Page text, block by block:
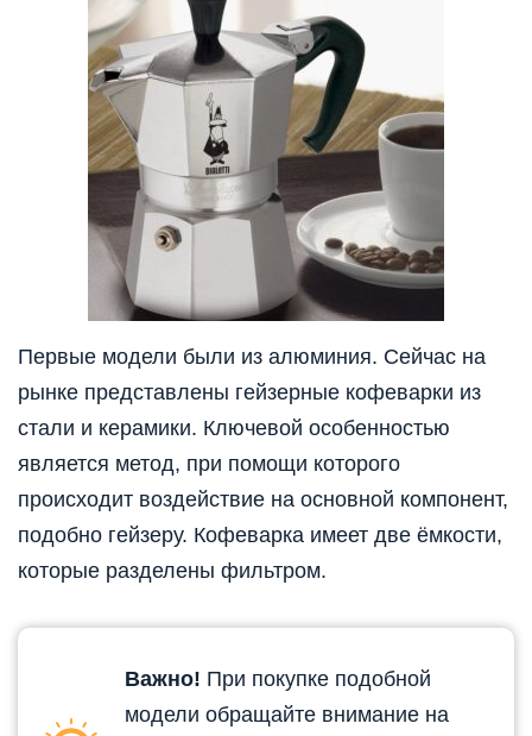
Первые модели были из алюминия. Сейчас на
рынке представлены гейзерные кофеварки из
стали и керамики. Ключевой особенностью
является метод, при помощи которого
происходит воздействие на основной компонент,
подобно гейзеру. Кофеварка имеет две ёмкости,
которые разделены фильтром.
Важно! При покупке подобной
модели обращайте внимание на